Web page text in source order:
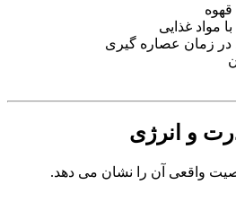
مواد غذایی
در زمان عصاره گیری
و انرژی
واقعی آن را نشان می دهد.